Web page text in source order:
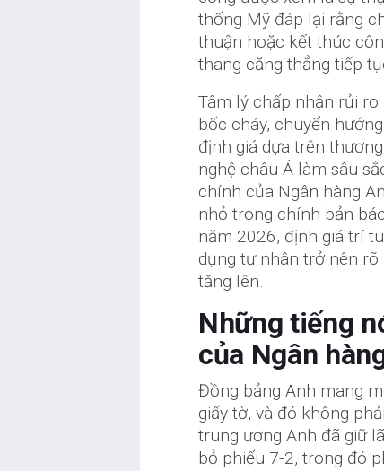
thống Mỹ đáp lại rằng
thuận hoặc kết thúc
thang căng thẳng tiếp
Tâm lý chấp nhận rủi
bốc cháy, chuyển
định giá dựa trên
nghệ châu Á làm sâu
chính của Ngân hàng
nhỏ trong chính bản
năm 2026, định giá trí
dụng tư nhân trở nên
tăng lên.
Những tiếng
của Ngân
Đồng bảng Anh mang
giấy tờ, và đó không
trung ương Anh đã giữ
bỏ phiếu 7-2, trong đó